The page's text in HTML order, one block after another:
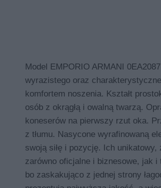
Model EMPORIO ARMANI
wyrazistego oraz
komfortem noszenia. Kształt
osób z okrągłą i owalną twarzą.
koneserów na pierwszy rzut oka.
z tłumu. Nasycone wyrafinowaną
swoją siłę i pozycję. Ich
zarówno oficjalne i biznesowe, jak i
bo zaskakująco z jednej strony